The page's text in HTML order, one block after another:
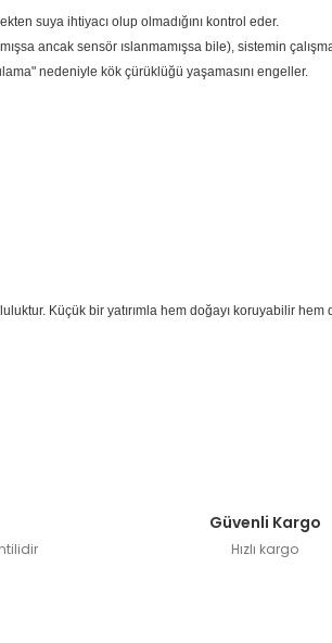
suya ihtiyacı olup olmadığını kontrol eder.
ancak sensör ıslanmamışsa bile), sistemin
nedeniyle kök çürüklüğü yaşamasını engeller.
Küçük bir yatırımla hem doğayı koruyabilir
Güvenli Kargo
Hızlı kargo